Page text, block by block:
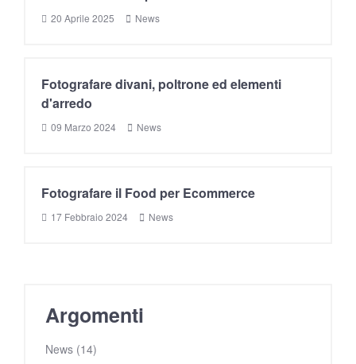
20 Aprile 2025 News
Fotografare divani, poltrone ed elementi
d'arredo
09 Marzo 2024 News
Fotografare il Food per Ecommerce
17 Febbraio 2024 News
Argomenti
News (14)